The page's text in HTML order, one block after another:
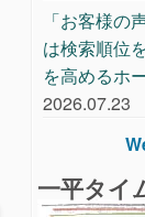
「お客様の
は検索順位
を高めるホ
2026.07.23
一平タイ